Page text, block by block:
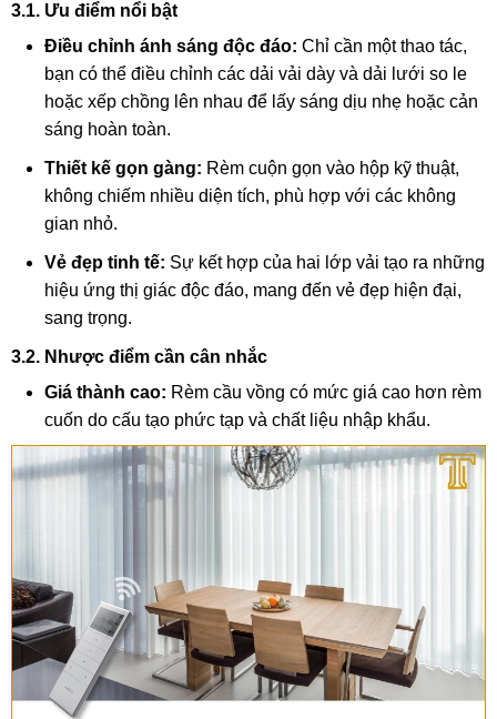
3.1. Ưu điểm nổi bật
Điều chỉnh ánh sáng độc đáo: Chỉ cần một thao tác,
bạn có thể điều chỉnh các dải vải dày và dải lưới so le
hoặc xếp chồng lên nhau để lấy sáng dịu nhẹ hoặc cản
sáng hoàn toàn.
Thiết kế gọn gàng: Rèm cuộn gọn vào hộp kỹ thuật,
không chiếm nhiều diện tích, phù hợp với các không
gian nhỏ.
Vẻ đẹp tinh tế: Sự kết hợp của hai lớp vải tạo ra những
hiệu ứng thị giác độc đáo, mang đến vẻ đẹp hiện đại,
sang trọng.
3.2. Nhược điểm cần cân nhắc
Giá thành cao: Rèm cầu vồng có mức giá cao hơn rèm
cuốn do cấu tạo phức tạp và chất liệu nhập khẩu.